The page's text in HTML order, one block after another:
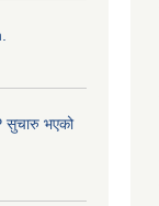
सुचारु भएको